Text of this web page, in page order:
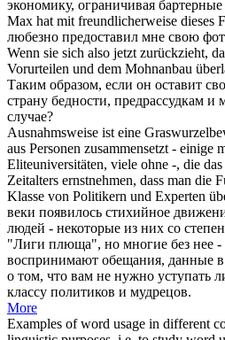
экономику, ограничивая
Max hat mit freundlicherweise dieses
любезно предоставил мне свою
Wenn sie sich also jetzt zurückzieht,
Vorurteilen und dem Mohnanbau
Таким образом, если он оставит
страну бедности, предрассудкам и
случае?
Ausnahmsweise ist eine
aus Personen zusammensetzt - einige
Eliteuniversitäten, viele ohne -, die
Zeitalters ernstnehmen, dass man die
Klasse von Politikern und Experten
веки появилось стихийное
людей - некоторые из них со
"Лиги плюща", но многие без нее -
воспринимают обещания, данные
о том, что вам не нужно уступать
классу политиков и мудрецов.
More
Examples of word usage in different